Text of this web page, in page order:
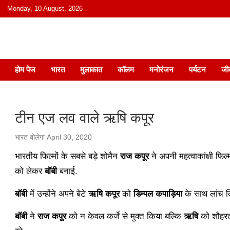
content
Monday, 10 August, 2026
होम पेज भारत मुलाकात कॉलम मनोरंजन पर्यटन
टीन एज लव वाले ऋषि कपूर
भारत बोलेगा April 30, 2020
भारतीय फिल्मों के सबसे बड़े शोमैनराज कपूरने अपनी महत्वाकांक्षी
को लेकरबॉबीबनाई.
बॉबीमें उन्होंने अपने बेटेऋषि कपूरकोडिम्पल कपाड़ियाके साथ लांच
बॉबीनेराज कपूरको न केवल कर्जे से मुक्त किया बल्किऋषिको